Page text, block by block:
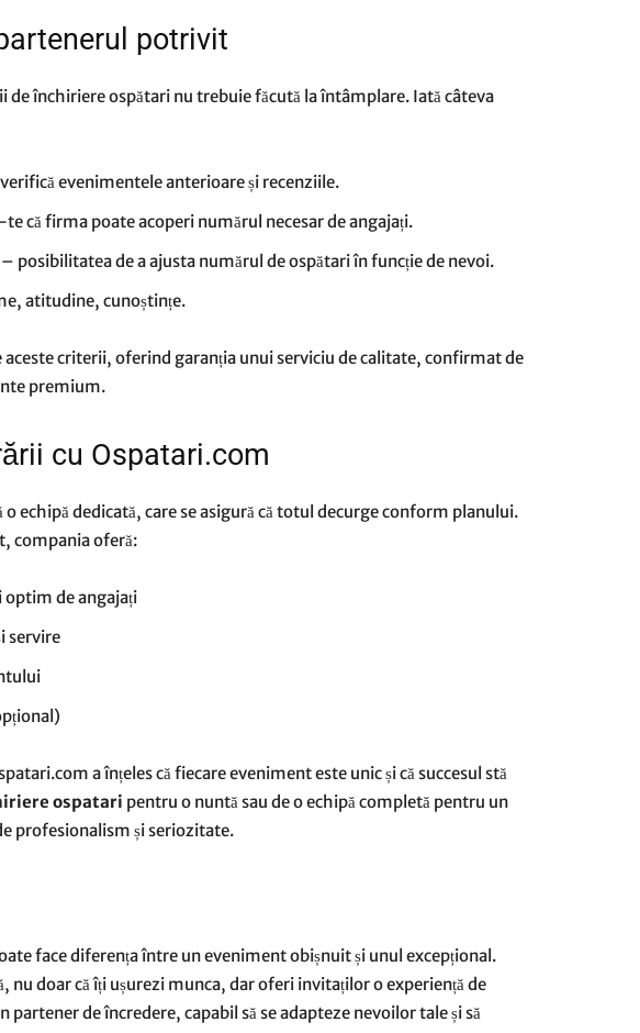
potrivit
de închiriere ospătari nu trebuie făcută la întâmplare. Iată câteva
evenimentele anterioare și recenziile.
că firma poate acoperi numărul necesar de angajați.
– posibilitatea de a ajusta numărul de ospătari în funcție de nevoi.
atitudine, cunoștințe.
criterii, oferind garanția unui serviciu de calitate, confirmat de
premium.
cu Ospatari.com
echipă dedicată, care se asigură că totul decurge conform planului.
compania oferă:
optim de angajați
servire
a înțeles că fiecare eveniment este unic și că succesul stă
ospatari pentru o nuntă sau de o echipă completă pentru un
profesionalism și seriozitate.
face diferența între un eveniment obișnuit și unul excepțional.
doar că îți ușurezi munca, dar oferi invitaților o experiență de
de încredere, capabil să se adapteze nevoilor tale și să